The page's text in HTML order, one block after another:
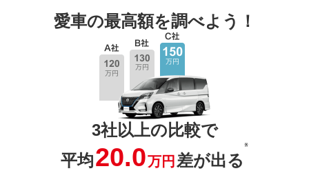
愛車の最高額を調べよう！
3社以上の比較で
平均20.0万円 差が出る
※